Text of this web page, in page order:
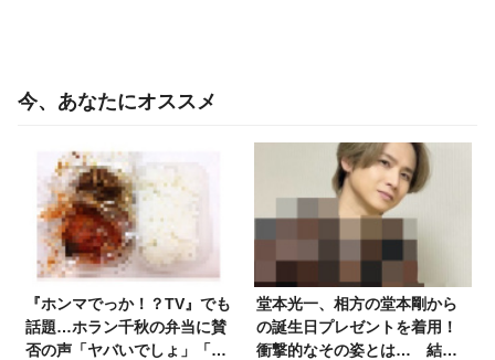
今、あなたにオススメ
『ホンマでっか！？TV』でも
話題…ホラン千秋の弁当に賛
否の声「ヤバいでしょ」「こ
堂本光一、相方の堂本剛から
の誕生日プレゼントを着用！
衝撃的なその姿とは… 結婚